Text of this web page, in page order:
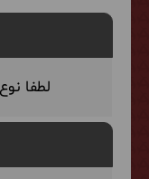
لطفا